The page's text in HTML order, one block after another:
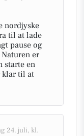
nordjyske
til at lade
pause og
er
starte en
klar til at
24. juli, kl.